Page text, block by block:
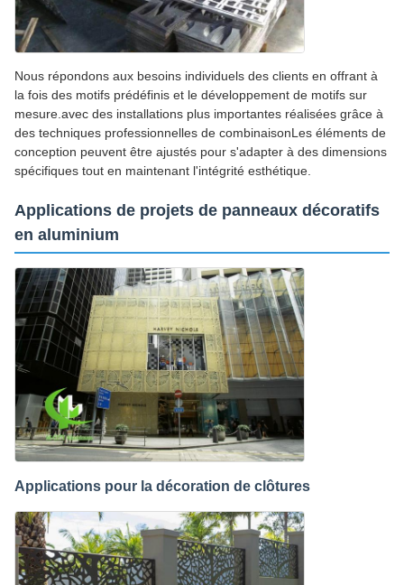
Nous répondons aux besoins individuels des clients en offrant à
la fois des motifs prédéfinis et le développement de motifs sur
mesure.avec des installations plus importantes réalisées grâce à
des techniques professionnelles de combinaisonLes éléments de
conception peuvent être ajustés pour s'adapter à des dimensions
spécifiques tout en maintenant l'intégrité esthétique.
Applications de projets de panneaux décoratifs
en aluminium
Applications pour la décoration de clôtures